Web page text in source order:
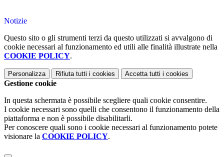
Notizie
Questo sito o gli strumenti terzi da questo utilizzati si avvalgono di
cookie necessari al funzionamento ed utili alle finalità illustrate nella
COOKIE POLICY.
Personalizza Rifiuta tutti i cookies Accetta tutti i cookies
Gestione cookie
In questa schermata è possibile scegliere quali cookie consentire.
I cookie necessari sono quelli che consentono il funzionamento della
piattaforma e non è possibile disabilitarli.
Per conoscere quali sono i cookie necessari al funzionamento potete
visionare la COOKIE POLICY.